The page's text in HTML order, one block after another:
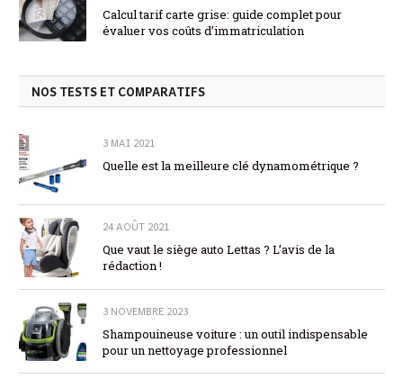
Calcul tarif carte grise: guide complet pour
évaluer vos coûts d’immatriculation
NOS TESTS ET COMPARATIFS
3 MAI 2021
Quelle est la meilleure clé dynamométrique ?
24 AOÛT 2021
Que vaut le siège auto Lettas ? L’avis de la
rédaction !
3 NOVEMBRE 2023
Shampouineuse voiture : un outil indispensable
pour un nettoyage professionnel